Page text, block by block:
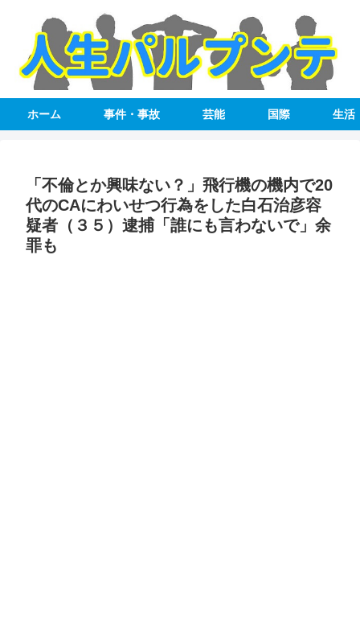
ホーム 事件・事故 芸能 国際 生活
「不倫とか興味ない？」飛行機の機内で20
代のCAにわいせつ行為をした白石治彦容
疑者（３５）逮捕「誰にも言わないで」余
罪も